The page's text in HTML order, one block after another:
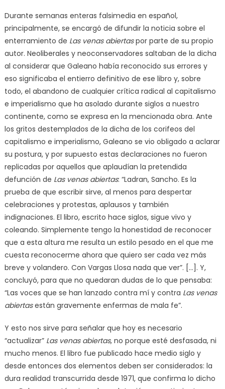
Durante semanas enteras falsimedia en español,
principalmente, se encargó de difundir la noticia sobre el
enterramiento de Las venas abiertaspor parte de su propio
autor. Neoliberales y neoconservadores saltaban de la dicha
al considerar que Galeano había reconocido sus errores y
eso significaba el entierro definitivo de ese libro y, sobre
todo, el abandono de cualquier crítica radical al capitalismo
e imperialismo que ha asolado durante siglos a nuestro
continente, como se expresa en la mencionada obra. Ante
los gritos destemplados de la dicha de los corifeos del
capitalismo e imperialismo, Galeano se vio obligado a aclarar
su postura, y por supuesto estas declaraciones no fueron
replicadas por aquellos que aplaudían la pretendida
defunción de Las venas abiertas: “Ladran, Sancho. Es la
prueba de que escribir sirve, al menos para despertar
celebraciones y protestas, aplausos y también
indignaciones. El libro, escrito hace siglos, sigue vivo y
coleando. Simplemente tengo la honestidad de reconocer
que a esta altura me resulta un estilo pesado en el que me
cuesta reconocerme ahora que quiero ser cada vez más
breve y volandero. Con Vargas Llosa nada que ver”. […]. Y,
concluyó, para que no quedaran dudas de lo que pensaba:
“Las voces que se han lanzado contra mí y contra Las venas
abiertasestán gravemente enfermas de mala fe”.
Y esto nos sirve para señalar que hoy es necesario
“actualizar” Las venas abiertas, no porque esté desfasada, ni
mucho menos. El libro fue publicado hace medio siglo y
desde entonces dos elementos deben ser considerados: la
dura realidad transcurrida desde 1971, que confirma lo dicho